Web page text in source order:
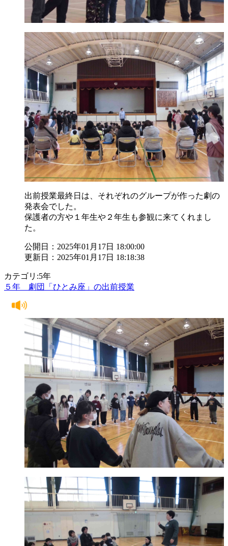
出前授業最終日は、それぞれのグループが作った劇の
発表会でした。
保護者の方や１年生や２年生も参観に来てくれまし
た。
公開日：2025年01月17日 18:00:00
更新日：2025年01月17日 18:18:38
カテゴリ:5年
５年 劇団「ひとみ座」の出前授業